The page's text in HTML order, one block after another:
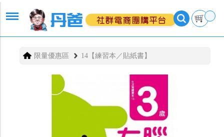
限量優惠區 14【練習本／貼紙書】